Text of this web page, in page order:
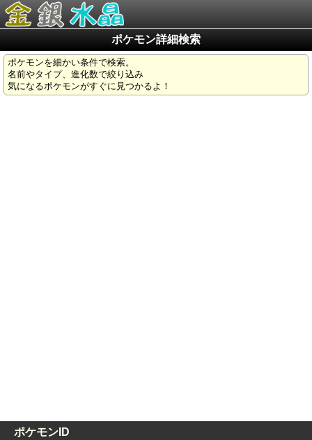
ポケモン詳細検索
ポケモンを細かい条件で検索。
名前やタイプ、進化数で絞り込み
気になるポケモンがすぐに見つかるよ！
ポケモンID